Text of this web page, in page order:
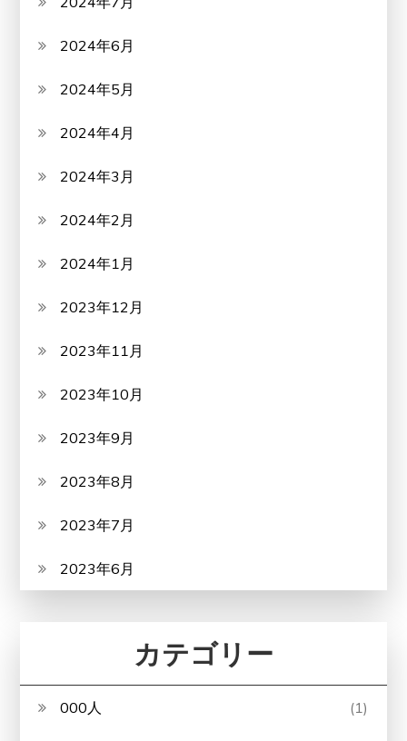
2024年6月
2024年5月
2024年4月
2024年3月
2024年2月
2024年1月
2023年12月
2023年11月
2023年10月
2023年9月
2023年8月
2023年7月
2023年6月
カテゴリー
000人 (1)